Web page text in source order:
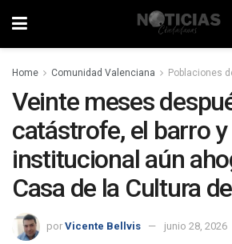
Home Comunidad Valenciana Poblaciones
Veinte meses
catástrofe, el barro
institucional aún
Casa de la Cultura
por Vicente Bellvis junio 28, 2026